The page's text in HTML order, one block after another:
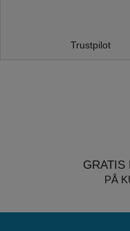
Trustpilot
GRATIS
PÅ